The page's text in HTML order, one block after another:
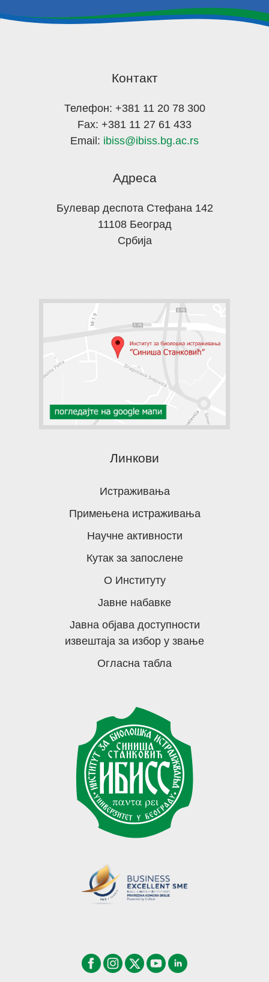
Контакт
Телефон: +381 11 20 78 300
Fax: +381 11 27 61 433
Email: ibiss@ibiss.bg.ac.rs
Адреса
Булевар деспота Стефана 142
11108 Београд
Србија
Линкови
Истраживања
Примењена истраживања
Научне активности
Кутак за запослене
О Институту
Јавне набавке
Јавна објава доступности
извештаја за избор у звање
Огласна табла